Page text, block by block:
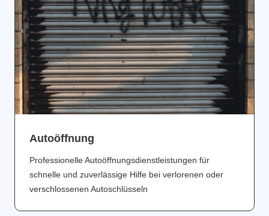
Аutoöffnung
Professionelle Autoöffnungsdienstleistungen für
schnelle und zuverlässige Hilfe bei verlorenen oder
verschlossenen Autoschlüsseln